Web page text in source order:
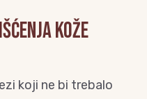
kože
koji ne bi trebalo